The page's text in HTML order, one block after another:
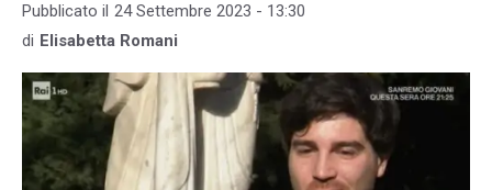
Pubblicato il 24 Settembre 2023 - 13:30
di Elisabetta Romani